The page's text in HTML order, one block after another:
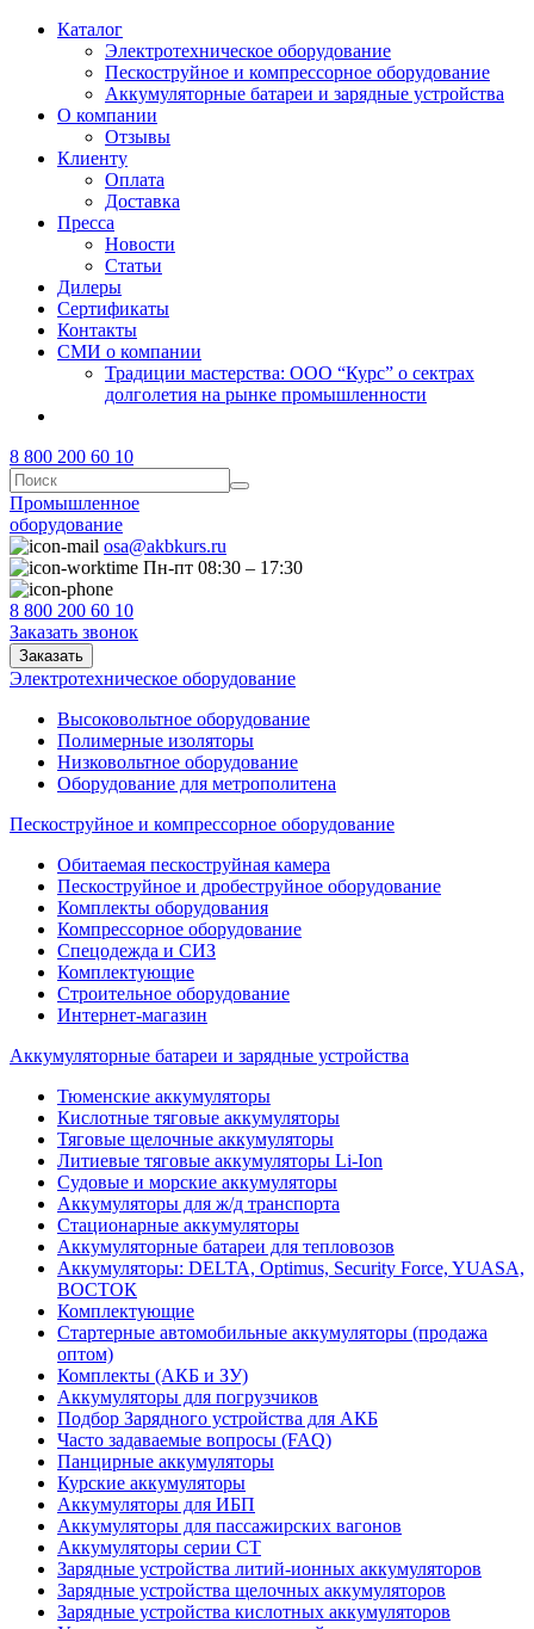
Каталог
Электротехническое оборудование
Пескоструйное и компрессорное оборудование
Аккумуляторные батареи и зарядные устройства
О компании
Отзывы
Клиенту
Оплата
Доставка
Пресса
Новости
Статьи
Дилеры
Сертификаты
Контакты
СМИ о компании
Традиции мастерства: ООО “Курс” о сектрах
долголетия на рынке промышленности
8 800 200 60 10
Промышленное
оборудование
osa@akbkurs.ru
Пн-пт 08:30 – 17:30
8 800 200 60 10
Заказать звонок
Заказать
Электротехническое оборудование
Высоковольтное оборудование
Полимерные изоляторы
Низковольтное оборудование
Оборудование для метрополитена
Пескоструйное и компрессорное оборудование
Обитаемая пескоструйная камера
Пескоструйное и дробеструйное оборудование
Комплекты оборудования
Компрессорное оборудование
Спецодежда и СИЗ
Комплектующие
Строительное оборудование
Интернет-магазин
Аккумуляторные батареи и зарядные устройства
Тюменские аккумуляторы
Кислотные тяговые аккумуляторы
Тяговые щелочные аккумуляторы
Литиевые тяговые аккумуляторы Li-Ion
Судовые и морские аккумуляторы
Аккумуляторы для ж/д транспорта
Стационарные аккумуляторы
Аккумуляторные батареи для тепловозов
Аккумуляторы: DELTA, Optimus, Security Force, YUASA,
ВОСТОК
Комплектующие
Стартерные автомобильные аккумуляторы (продажа
оптом)
Комплекты (АКБ и ЗУ)
Аккумуляторы для погрузчиков
Подбор Зарядного устройства для АКБ
Часто задаваемые вопросы (FAQ)
Панцирные аккумуляторы
Курские аккумуляторы
Аккумуляторы для ИБП
Аккумуляторы для пассажирских вагонов
Аккумуляторы серии СТ
Зарядные устройства литий-ионных аккумуляторов
Зарядные устройства щелочных аккумуляторов
Зарядные устройства кислотных аккумуляторов